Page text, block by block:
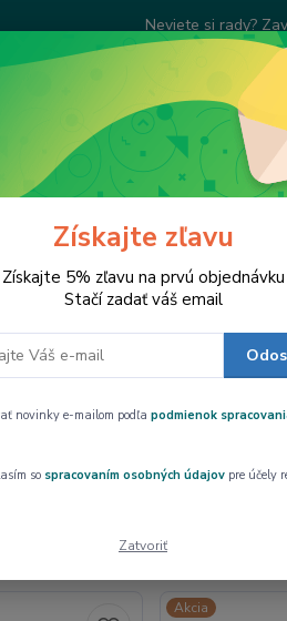
Neviete si rady?
Akcia
Získajte zľavu
Získajte 5% zľavu na prvú objednávku
Stačí zadať váš email
novinky e-mailom podľa podmienok
so spracovaním osobných údajovpre účely
Zatvoriť